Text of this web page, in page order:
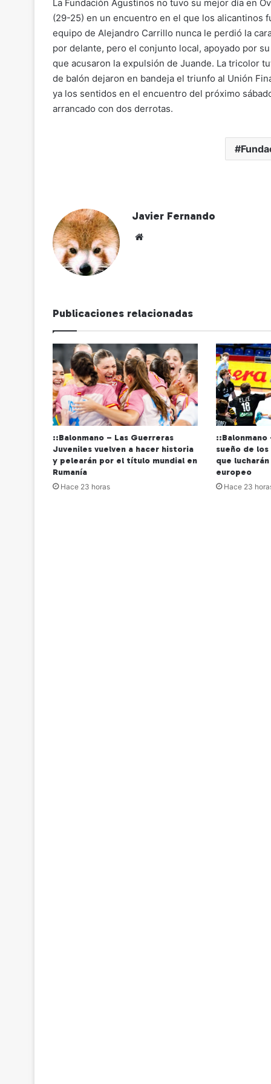
Li
n
k
b
o
o
k
A
p
p
a
m
ar
tir
La Fundación Agustinos no tuvo su mejor día en
(29-25) en un encuentro en el que los alicantinos
equipo de Alejandro Carrillo nunca le perdió la
por delante, pero el conjunto local, apoyado por
que acusaron la expulsión de Juande. La tricolor
de balón dejaron en bandeja el triunfo al Unión
ya los sentidos en el encuentro del próximo
arrancado con dos derrotas.
Javier Fernando
Publicaciones relacionadas
::Balonmano – Las Guerreras
Juveniles vuelven a hacer historia
y pelearán por el título mundial en
Rumanía
Hace 23 horas
::Balonmano
sueño de
que
europeo
Hace 23